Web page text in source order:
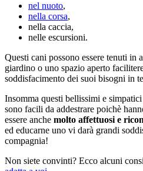
nel nuoto,
nella corsa,
nella caccia,
nelle escursioni.
Questi cani possono essere tenuti in
giardino o uno spazio aperto
soddisfacimento dei suoi bisogni in
Insomma questi bellissimi e
sono facili da addestrare poichè
essere anche molto affettuosi e
ed educarne uno vi darà grandi
compagnia!
Non siete convinti? Ecco alcuni